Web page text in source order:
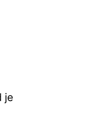
je